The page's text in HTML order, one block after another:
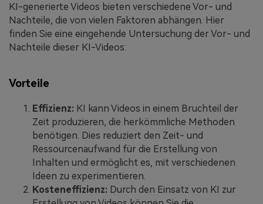
KI-generierte Videos bieten verschiedene Vor- und
Nachteile, die von vielen Faktoren abhängen. Hier
finden Sie eine eingehende Untersuchung der Vor- und
Nachteile dieser KI-Videos:
Vorteile
Effizienz: KI kann Videos in einem Bruchteil der
Zeit produzieren, die herkömmliche Methoden
benötigen. Dies reduziert den Zeit- und
Ressourcenaufwand für die Erstellung von
Inhalten und ermöglicht es, mit verschiedenen
Ideen zu experimentieren.
Kosteneffizienz: Durch den Einsatz von KI zur